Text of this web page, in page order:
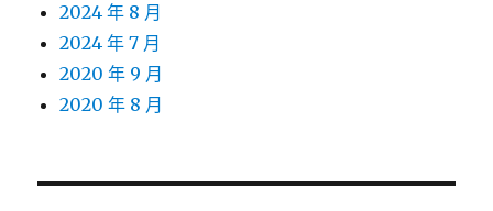
2024 年 8 月
2024 年 7 月
2020 年 9 月
2020 年 8 月